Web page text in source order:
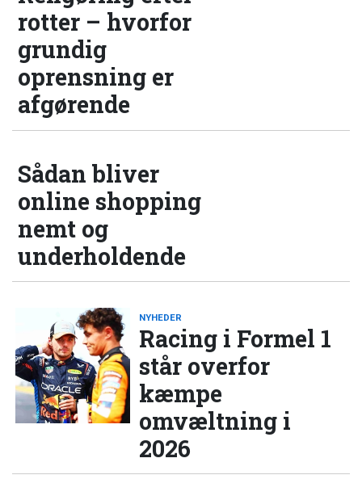
rotter – hvorfor
grundig
oprensning er
afgørende
Sådan bliver
online shopping
nemt og
underholdende
NYHEDER
Racing i Formel 1
står overfor
kæmpe
omvæltning i
2026